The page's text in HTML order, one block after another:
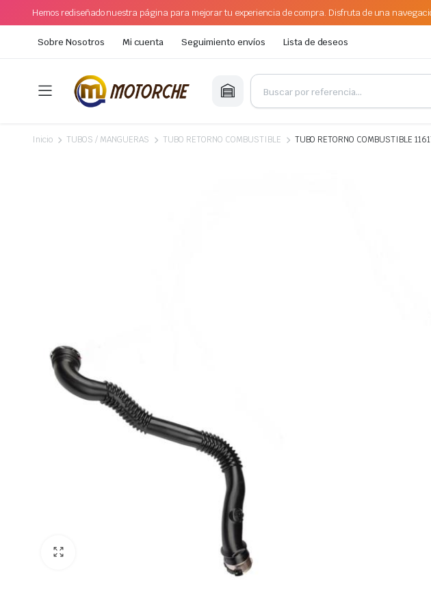
Hemos rediseñado nuestra página para mejorar tu experiencia de compra. Disfruta de una
Sobre Nosotros Mi cuenta Seguimiento envíos Lista de deseos
Inicio TUBOS / MANGUERAS TUBO RETORNO COMBUSTIBLE TUBO RETORNO COMBUSTIBLE